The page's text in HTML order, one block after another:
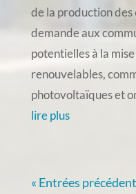
de la production
demande aux
potentielles à la
renouvelables,
photovoltaïques et
lire plus
« Entrées